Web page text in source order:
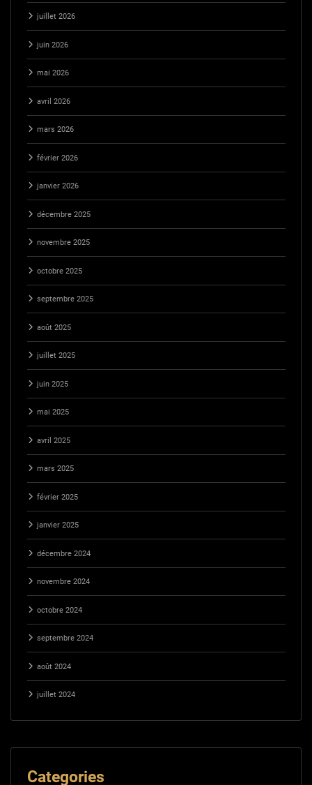
juillet 2026
juin 2026
mai 2026
avril 2026
mars 2026
février 2026
janvier 2026
décembre 2025
novembre 2025
octobre 2025
septembre 2025
août 2025
juillet 2025
juin 2025
mai 2025
avril 2025
mars 2025
février 2025
janvier 2025
décembre 2024
novembre 2024
octobre 2024
septembre 2024
août 2024
juillet 2024
Categories